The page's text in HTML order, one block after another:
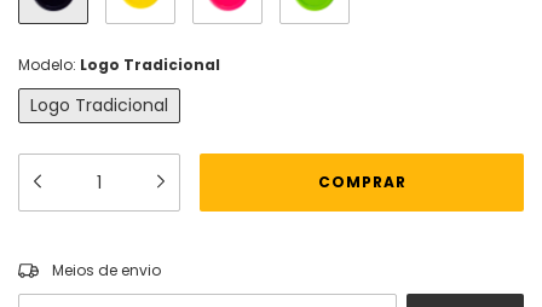
Modelo: Logo Tradicional
Logo Tradicional
Entregas para o CEP:
Meios de envio